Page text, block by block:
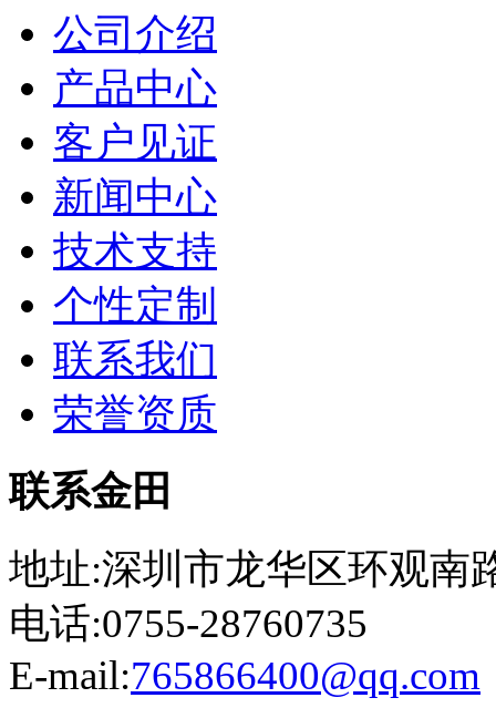
公司介绍
产品中心
客户见证
新闻中心
技术支持
个性定制
联系我们
荣誉资质
联系金田
地址:深圳市龙华区环观南
电话:0755-28760735
E-mail:765866400@qq.com